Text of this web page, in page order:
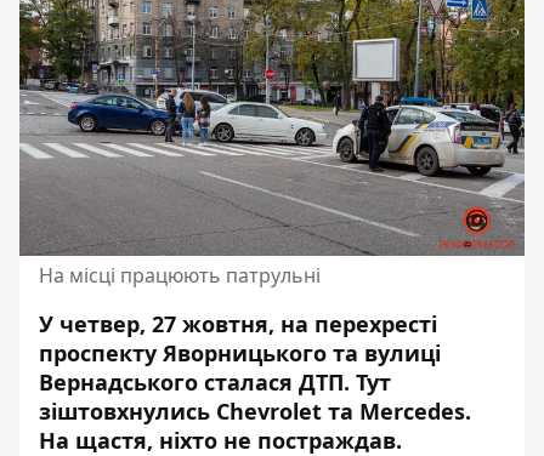
На місці працюють патрульні
У четвер, 27 жовтня, на перехресті
проспекту Яворницького та вулиці
Вернадського сталася ДТП. Тут
зіштовхнулись Chevrolet та Mercedes.
На щастя, ніхто не постраждав.